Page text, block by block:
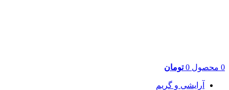
0 محصول 0 تومان
آرایشی و گریم